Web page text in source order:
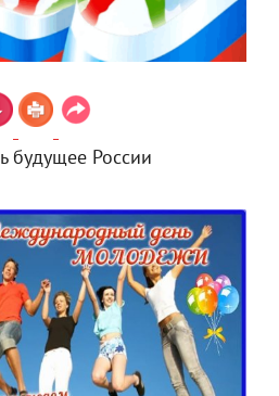
будущее России